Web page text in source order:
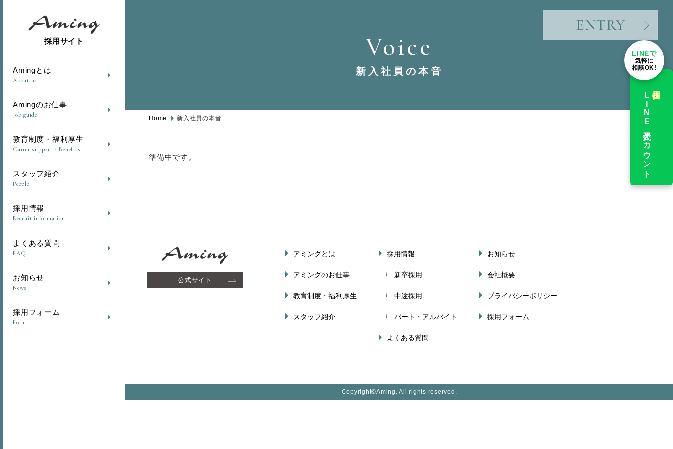
ENTRY
LINEで
気軽に
相談OK!
LINE公式アカウント
採用サイト
Amingとは
About us
Amingのお仕事
Job guide
教育制度・福利厚生
Carrer support・Benefits
スタッフ紹介
People
採用情報
Recruit information
よくある質問
FAQ
お知らせ
News
採用フォーム
Form
Voice
新入社員の本音
Home 新入社員の本音
準備中です。
公式サイト
アミングとは
アミングのお仕事
教育制度・福利厚生
スタッフ紹介
採用情報
新卒採用
中途採用
パート・アルバイト
よくある質問
お知らせ
会社概要
プライバシーポリシー
採用フォーム
Copyright©Aming. All rights reserved.